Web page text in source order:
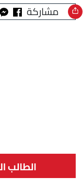
مشاركة
الطالب